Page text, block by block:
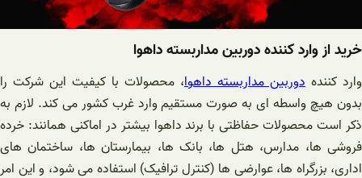
خرید از وارد کننده دوربین مداربسته داهوا
وارد کننده دوربین مداربسته داهوا، محصولات با کیفیت این شرکت را
بدون هیچ واسطه ای به صورت مستقیم وارد غرب کشور می کند. لازم به
ذکر است محصولات حفاظتی با برند داهوا بیشتر در اماکنی همانند: خرده
فروشی ها، مدارس، هتل ها، بانک ها، بیمارستان ها، ساختمان های
اداری، بزرگراه ها، عوارضی ها (کنترل ترافیک) استفاده می شود، و این امر